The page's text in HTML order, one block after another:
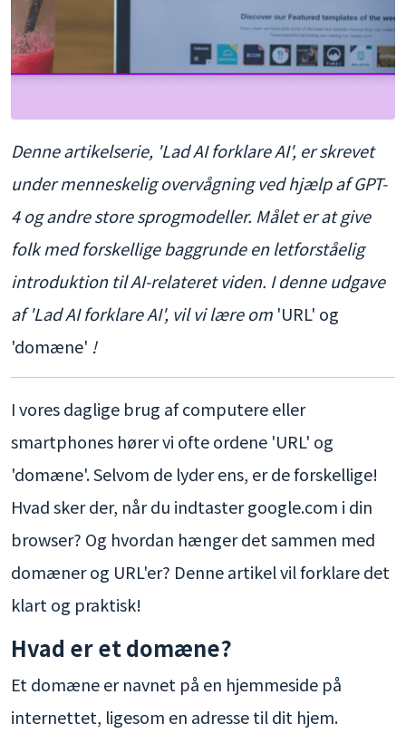
Denne artikelserie, 'Lad AI forklare AI', er skrevet
under menneskelig overvågning ved hjælp af GPT-
4 og andre store sprogmodeller. Målet er at give
folk med forskellige baggrunde en letforståelig
introduktion til AI-relateret viden. I denne udgave
af 'Lad AI forklare AI', vil vi lære om 'URL' og
'domæne' !
I vores daglige brug af computere eller
smartphones hører vi ofte ordene 'URL' og
'domæne'. Selvom de lyder ens, er de forskellige!
Hvad sker der, når du indtaster google.com i din
browser? Og hvordan hænger det sammen med
domæner og URL'er? Denne artikel vil forklare det
klart og praktisk!
Hvad er et domæne?
Et domæne er navnet på en hjemmeside på
internettet, ligesom en adresse til dit hjem.